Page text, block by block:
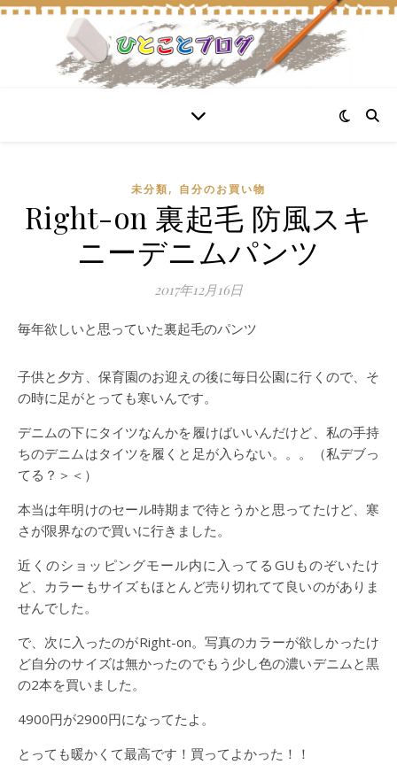
未分類, 自分のお買い物
Right-on 裏起毛 防風スキ
ニーデニムパンツ
2017年12月16日
毎年欲しいと思っていた裏起毛のパンツ
子供と夕方、保育園のお迎えの後に毎日公園に行くので、そ
の時に足がとっても寒いんです。
デニムの下にタイツなんかを履けばいいんだけど、私の手持
ちのデニムはタイツを履くと足が入らない。。。（私デブっ
てる？＞＜）
本当は年明けのセール時期まで待とうかと思ってたけど、寒
さが限界なので買いに行きました。
近くのショッピングモール内に入ってるGUものぞいたけ
ど、カラーもサイズもほとんど売り切れてて良いのがありま
せんでした。
で、次に入ったのがRight-on。写真のカラーが欲しかったけ
ど自分のサイズは無かったのでもう少し色の濃いデニムと黒
の2本を買いました。
4900円が2900円になってたよ。
とっても暖かくて最高です！買ってよかった！！